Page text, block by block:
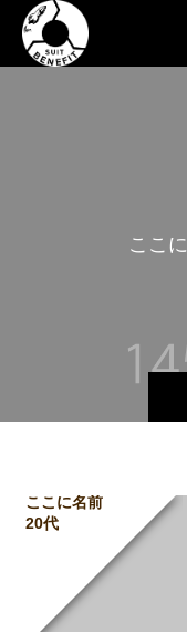
こ こ に
ここに名前
20代